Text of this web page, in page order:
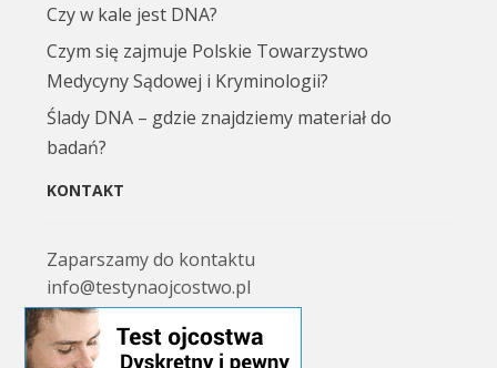
Czy w kale jest DNA?
Czym się zajmuje Polskie Towarzystwo
Medycyny Sądowej i Kryminologii?
Ślady DNA – gdzie znajdziemy materiał do
badań?
KONTAKT
Zaparszamy do kontaktu
info@testynaojcostwo.pl